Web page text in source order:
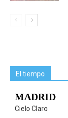
El tiempo
MADRID
Cielo Claro